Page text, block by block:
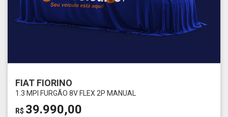
FIAT FIORINO
1.3 MPI FURGÃO 8V FLEX 2P MANUAL
R$ 39.990,00